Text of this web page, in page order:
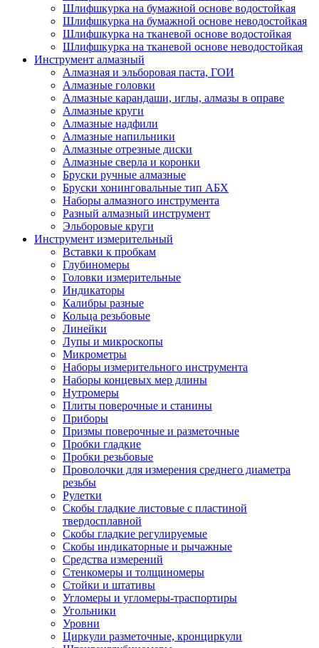
Шлифшкурка на бумажной основе водостойкая
Шлифшкурка на бумажной основе неводостойкая
Шлифшкурка на тканевой основе водостойкая
Шлифшкурка на тканевой основе неводостойкая
Инструмент алмазный
Алмазная и эльборовая паста, ГОИ
Алмазные головки
Алмазные карандаши, иглы, алмазы в оправе
Алмазные круги
Алмазные надфили
Алмазные напильники
Алмазные отрезные диски
Алмазные сверла и коронки
Бруски ручные алмазные
Бруски хонинговальные тип АБХ
Наборы алмазного инструмента
Разный алмазный инструмент
Эльборовые круги
Инструмент измерительный
Вставки к пробкам
Глубиномеры
Головки измерительные
Индикаторы
Калибры разные
Кольца резьбовые
Линейки
Лупы и микроскопы
Микрометры
Наборы измерительного инструмента
Наборы концевых мер длины
Нутромеры
Плиты поверочные и станины
Приборы
Призмы поверочные и разметочные
Пробки гладкие
Пробки резьбовые
Проволочки для измерения среднего диаметра
резьбы
Рулетки
Скобы гладкие листовые с пластиной
твердосплавной
Скобы гладкие регулируемые
Скобы индикаторные и рычажные
Средства измерений
Стенкомеры и толщиномеры
Стойки и штативы
Угломеры и угломеры-траспортиры
Угольники
Уровни
Циркули разметочные, кронциркули